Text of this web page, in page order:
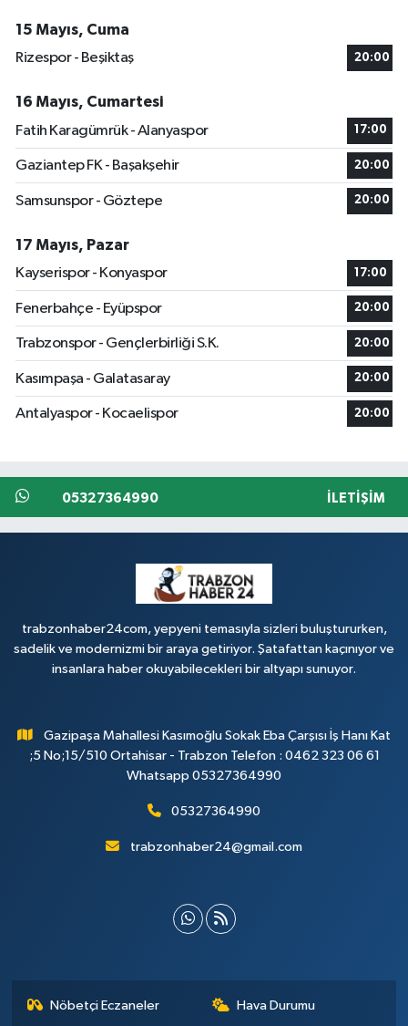
15 Mayıs, Cuma
Rizespor - Beşiktaş
20:00
16 Mayıs, Cumartesi
Fatih Karagümrük - Alanyaspor
17:00
Gaziantep FK - Başakşehir 20:00
Samsunspor - Göztepe 20:00
17 Mayıs, Pazar
Kayserispor - Konyaspor
17:00
Fenerbahçe - Eyüpspor 20:00
Trabzonspor - Gençlerbirliği S.K. 20:00
Kasımpaşa - Galatasaray 20:00
Antalyaspor - Kocaelispor 20:00
05327364990 İLETIŞIM
trabzonhaber24com, yepyeni temasıyla sizleri buluştururken,
sadelik ve modernizmi bir araya getiriyor. Şatafattan kaçınıyor ve
insanlara haber okuyabilecekleri bir altyapı sunuyor.
Gazipaşa Mahallesi Kasımoğlu Sokak Eba Çarşısı İş Hanı Kat
;5 No;15/510 Ortahisar - Trabzon Telefon : 0462 323 06 61
Whatsapp 05327364990
05327364990
trabzonhaber24@gmail.com
Nöbetçi Eczaneler Hava Durumu